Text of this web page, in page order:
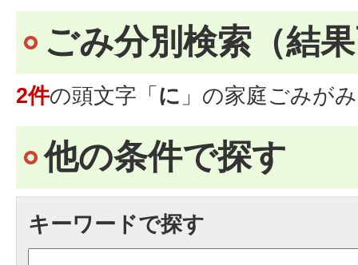
ごみ分別検索 （結
2件の頭文字「 に 」の家庭ごみが
他の条件で探す
キーワードで探す